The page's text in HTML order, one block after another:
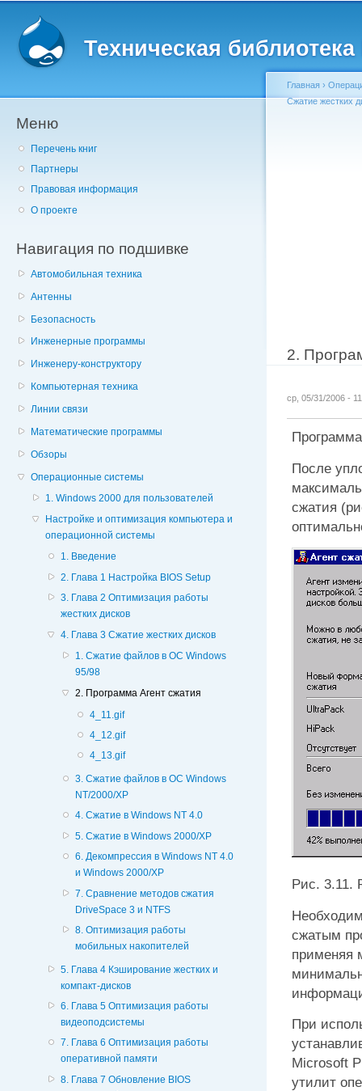
Техническая
Меню
Перечень книг
Партнеры
Правовая информация
О проекте
Навигация по подшивке
Автомобильная техника
Антенны
Безопасность
Инженерные программы
Инженеру-конструктору
Компьютерная техника
Линии связи
Математические программы
Обзоры
Операционные системы
1. Windows 2000 для пользователей
Настройке и оптимизация компьютера и
операционной системы
1. Введение
2. Глава 1 Настройка BIOS Setup
3. Глава 2 Оптимизация работы
жестких дисков
4. Глава 3 Сжатие жестких дисков
1. Сжатие файлов в ОС Windows
95/98
2. Программа Агент сжатия
4_11.gif
4_12.gif
4_13.gif
3. Сжатие файлов в ОС Windows
NT/2000/XP
4. Сжатие в Windows NT 4.0
5. Сжатие в Windows 2000/XP
6. Декомпрессия в Windows NT 4.0
и Windows 2000/XP
7. Сравнение методов сжатия
DriveSpace 3 и NTFS
8. Оптимизация работы
мобильных накопителей
5. Глава 4 Кэширование жестких и
компакт-дисков
6. Глава 5 Оптимизация работы
видеоподсистемы
7. Глава 6 Оптимизация работы
оперативной памяти
8. Глава 7 Обновление BIOS
Главная ›
Сжатие жестких
2.
ср, 05/31/2006 -
После
сжатия
Рис. 3.11.
сжатым
применяя
При
Microsoft
утилит